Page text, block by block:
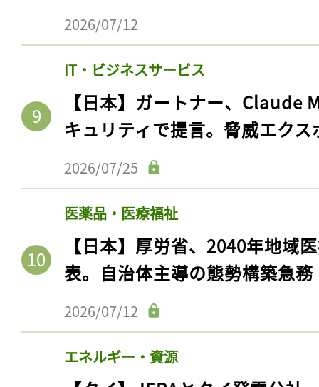
2026/07/12
IT・ビジネスサービス
【日本】ガートナー、Claude
キュリティで提言。脅威エク
2026/07/25
医薬品・医療福祉
【日本】厚労省、2040年地域
表。自治体主導の態勢構築急務
2026/07/12
エネルギー・資源